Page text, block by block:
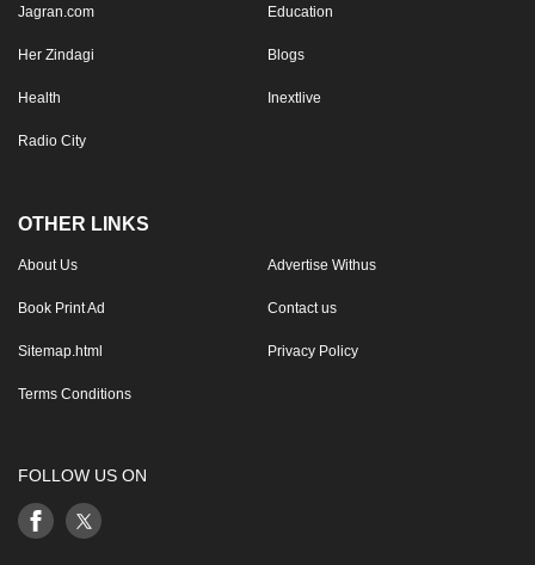
Jagran.com Education
Her Zindagi Blogs
Health Inextlive
Radio City
OTHER LINKS
About Us Advertise Withus
Book Print Ad Contact us
Sitemap.html Privacy Policy
Terms Conditions
FOLLOW US ON